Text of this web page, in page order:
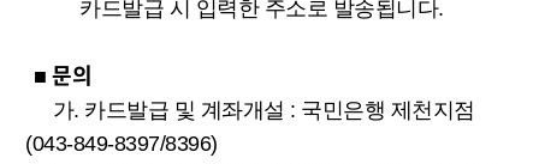
카드발급 시 입력한 주소로 발송됩니다.
■문의
가. 카드발급 및 계좌개설 : 국민은행 제천지점
(043-849-8397/8396)